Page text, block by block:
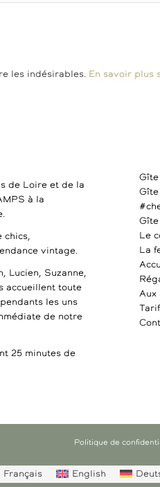
les indésirables. En savoir plus
de Loire et de la
à la
chics,
vintage.
Lucien, Suzanne,
accueillent toute
les uns
de notre
25 minutes de
Gîte
Gîte
Gîte
Le
La
Aux
Politique de
Français English